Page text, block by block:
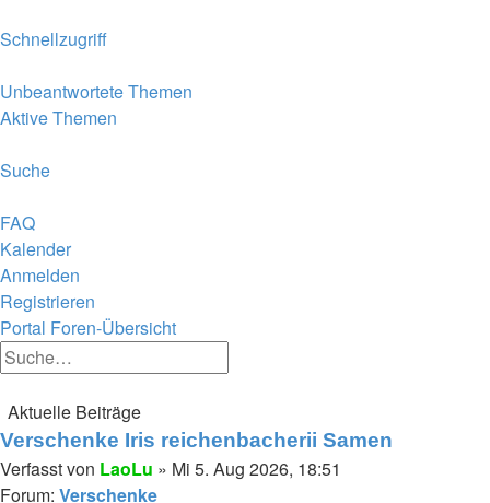
Schnellzugriff
Unbeantwortete Themen
Aktive Themen
Suche
FAQ
Kalender
Anmelden
Registrieren
Portal Foren-Übersicht
Suche
Aktuelle Beiträge
Verschenke Iris reichenbacherii Samen
Verfasst von LaoLu » Mi 5. Aug 2026, 18:51
Forum: Verschenke